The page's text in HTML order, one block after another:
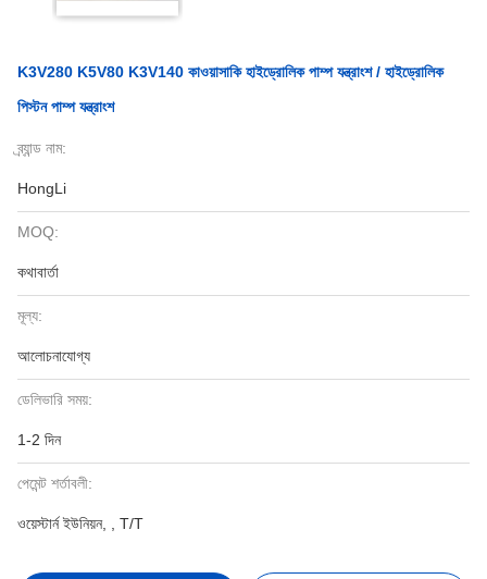
K3V280 K5V80 K3V140 কাওয়াসাকি হাইড্রোলিক পাম্প যন্ত্রাংশ / হাইড্রোলিক
পিস্টন পাম্প যন্ত্রাংশ
ব্র্যান্ড নাম:
HongLi
MOQ:
কথাবার্তা
মূল্য:
আলোচনাযোগ্য
ডেলিভারি সময়:
1-2 দিন
পেমেন্ট শর্তাবলী:
ওয়েস্টার্ন ইউনিয়ন, , T/T